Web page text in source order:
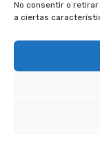
No consentir o
a ciertas
principal es
los
créditos al
su contrato
cláusula
contacto con